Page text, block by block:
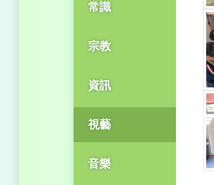
常識
宗教
資訊
視藝
音樂